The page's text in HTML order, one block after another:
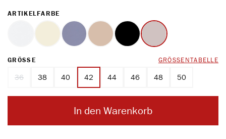
ARTIKELFARBE
weiss ecru marine
(Diese Option ist zurzeit nicht verfügbar.)
schwarz perlmutt
GRÖSSE AUSWÄHLEN GRÖSSENTABELLE
36(Diese Option ist zurzeit nicht verfügbar.)
38 40 42 44 46 48 50
In den Warenkorb